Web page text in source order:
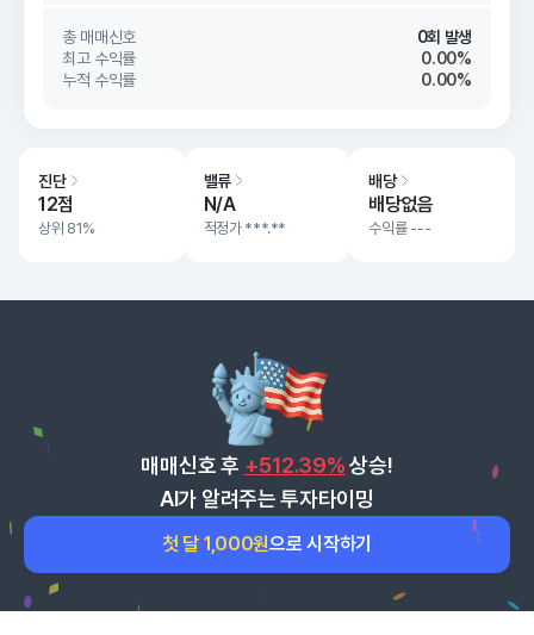
총 매매신호
0회 발생
최고 수익률
0.00%
누적 수익률
0.00%
진단
12점
상위 81%
밸류
N/A
적정가 ***.**
배당
배당없음
수익률 ---
매매신호 후 +512.39% 상승!
AI가 알려주는 투자타이밍
첫 달 1,000원으로 시작하기